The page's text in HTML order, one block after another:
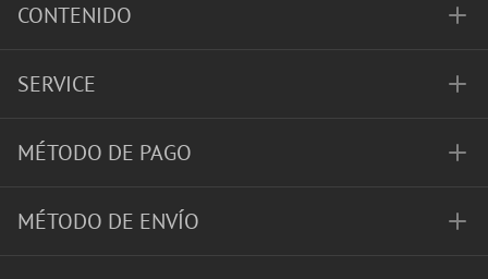
CONTENIDO
SERVICE
MÉTODO DE PAGO
MÉTODO DE ENVÍO